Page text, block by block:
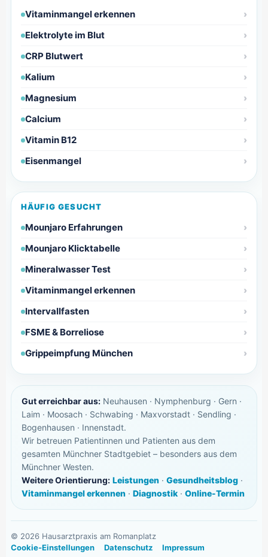
Vitaminmangel erkennen
Elektrolyte im Blut
CRP Blutwert
Kalium
Magnesium
Calcium
Vitamin B12
Eisenmangel
HÄUFIG GESUCHT
Mounjaro Erfahrungen
Mounjaro Klicktabelle
Mineralwasser Test
Vitaminmangel erkennen
Intervallfasten
FSME & Borreliose
Grippeimpfung München
Gut erreichbar aus:Neuhausen · Nymphenburg · Gern ·
Laim · Moosach · Schwabing · Maxvorstadt · Sendling ·
Bogenhausen · Innenstadt.
Wir betreuen Patientinnen und Patienten aus dem
gesamten Münchner Stadtgebiet – besonders aus dem
Münchner Westen.
Weitere Orientierung: Leistungen· Gesundheitsblog·
Vitaminmangel erkennen· Diagnostik· Online-Termin
© 2026Hausarztpraxis am Romanplatz
Cookie-Einstellungen
Datenschutz Impressum